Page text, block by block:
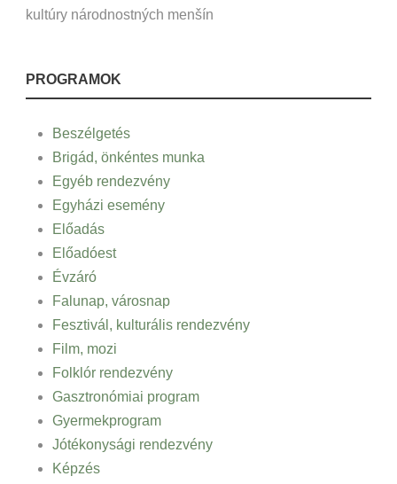
kultúry národnostných menšín
PROGRAMOK
Beszélgetés
Brigád, önkéntes munka
Egyéb rendezvény
Egyházi esemény
Előadás
Előadóest
Évzáró
Falunap, városnap
Fesztivál, kulturális rendezvény
Film, mozi
Folklór rendezvény
Gasztronómiai program
Gyermekprogram
Jótékonysági rendezvény
Képzés